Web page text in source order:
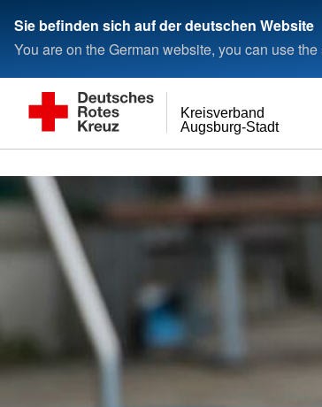
Sie befinden sich auf der deutschen Website
You are on the German website, you can use
Augsburg-Stadt
Kreisverband